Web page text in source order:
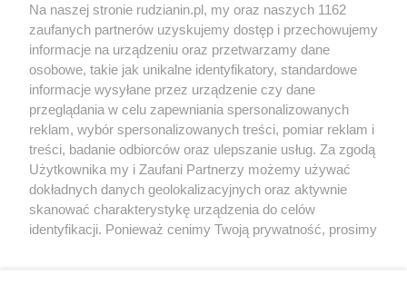
Wydawca mediów lokalnych
Nie zapomnij
zapoznać się z:
polityką prywatności regulamin korzystania z portali
Twojemiasto
Piekary Śląskie
Chorzów
Tarnowskie Góry
Skontakuj sięz nami
Kontakt
Wydawca
Redakcja
Na naszej stronie rudzianin.pl, my oraz naszych 1162
zaufanych partnerów uzyskujemy dostęp i przechowujemy
informacje na urządzeniu oraz przetwarzamy dane
osobowe, takie jak unikalne identyfikatory, standardowe
informacje wysyłane przez urządzenie czy dane
przeglądania w celu zapewniania spersonalizowanych
reklam, wybór spersonalizowanych treści, pomiar reklam i
treści, badanie odbiorców oraz ulepszanie usług. Za zgodą
Użytkownika my i Zaufani Partnerzy możemy używać
dokładnych danych geolokalizacyjnych oraz aktywnie
skanować charakterystykę urządzenia do celów
identyfikacji. Ponieważ cenimy Twoją prywatność, prosimy